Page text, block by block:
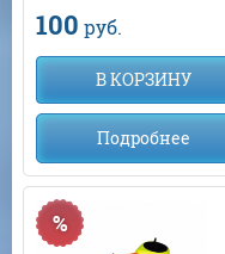
100 руб.
В КОРЗИНУ
Подробнее
%